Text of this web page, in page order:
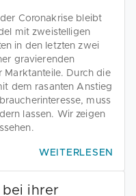
Coronakrise bleibt
mit zweistelligen
in den letzten zwei
gravierenden
Marktanteile. Durch die
dem rasanten Anstieg
muss
lassen. Wir zeigen
WEITERLESEN
bei ihrer